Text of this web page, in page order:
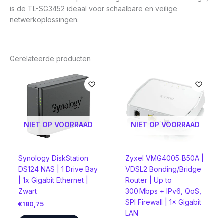
is de TL-SG3452 ideaal voor schaalbare en veilige
netwerkoplossingen.
Gerelateerde producten
NIET OP VOORRAAD
Synology DiskStation
DS124 NAS | 1 Drive Bay
| 1x Gigabit Ethernet |
Zwart
€180,75
NIET OP VOORRAAD
Zyxel VMG4005‑B50A |
VDSL2 Bonding/Bridge
Router | Up to
300 Mbps + IPv6, QoS,
SPI Firewall | 1× Gigabit
LAN